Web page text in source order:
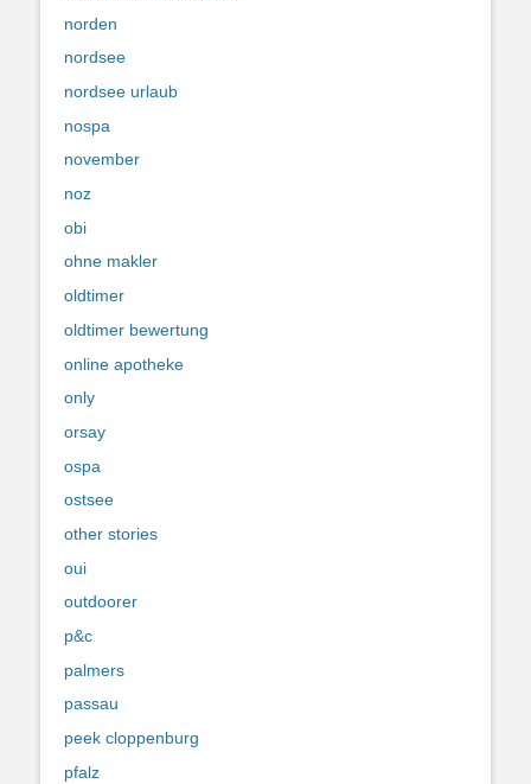
norden
nordsee
nordsee urlaub
nospa
november
noz
obi
ohne makler
oldtimer
oldtimer bewertung
online apotheke
only
orsay
ospa
ostsee
other stories
oui
outdoorer
p&c
palmers
passau
peek cloppenburg
pfalz